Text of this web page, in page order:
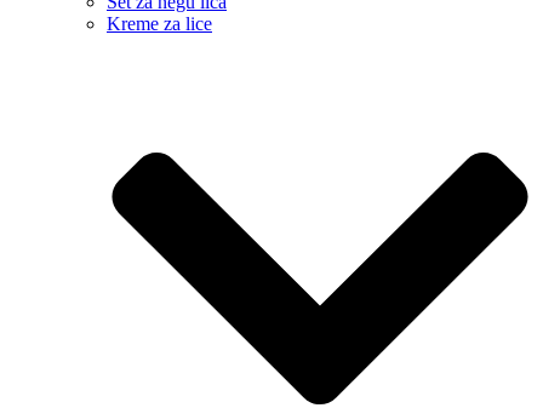
Kreme za lice